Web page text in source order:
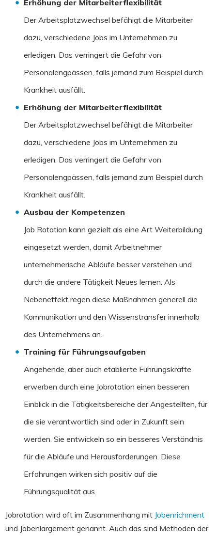
Erhöhung der Mitarbeiterflexibilität
Der Arbeitsplatzwechsel befähigt die Mitarbeiter
dazu, verschiedene Jobs im Unternehmen zu
erledigen. Das verringert die Gefahr von
Personalengpässen, falls jemand zum Beispiel durch
Krankheit ausfällt.
Erhöhung der Mitarbeiterflexibilität
Der Arbeitsplatzwechsel befähigt die Mitarbeiter
dazu, verschiedene Jobs im Unternehmen zu
erledigen. Das verringert die Gefahr von
Personalengpässen, falls jemand zum Beispiel durch
Krankheit ausfällt.
Ausbau der Kompetenzen
Job Rotation kann gezielt als eine Art Weiterbildung
eingesetzt werden, damit Arbeitnehmer
unternehmerische Abläufe besser verstehen und
durch die andere Tätigkeit Neues lernen. Als
Nebeneffekt regen diese Maßnahmen generell die
Kommunikation und den Wissenstransfer innerhalb
des Unternehmens an.
Training für Führungsaufgaben
Angehende, aber auch etablierte Führungskräfte
erwerben durch eine Jobrotation einen besseren
Einblick in die Tätigkeitsbereiche der Angestellten, für
die sie verantwortlich sind oder in Zukunft sein
werden. Sie entwickeln so ein besseres Verständnis
für die Abläufe und Herausforderungen. Diese
Erfahrungen wirken sich positiv auf die
Führungsqualität aus.
Jobrotation wird oft im Zusammenhang mit Jobenrichment
und Jobenlargement genannt. Auch das sind Methoden der